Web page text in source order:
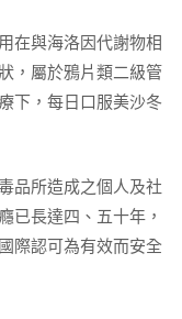
在與海洛因代謝物相
，屬於鴉片類二級管
下，每日口服美沙冬
品所造成之個人及社
已長達四、五十年，
際認可為有效而安全